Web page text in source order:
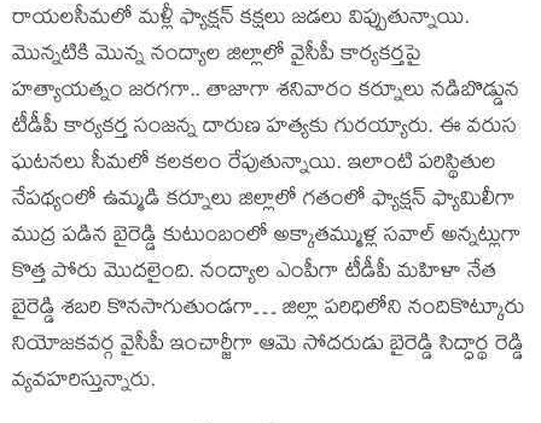
రాయలసీమలో మళ్లీ ఫ్యాక్షన్ కక్షలు జడలు విప్పుతున్నాయి.
మొన్నటికి మొన్న నంద్యాల జిల్లాలో వైసీపీ కార్యకర్తపై
హత్యాయత్నం జరగగా.. తాజాగా శనివారం కర్నూలు నడిబొడ్డున
టీడీపీ కార్యకర్త సంజన్న దారుణ హత్యకు గురయ్యారు. ఈ వరుస
ఘటనలు సీమలో కలకలం రేపుతున్నాయి. ఇలాంటి పరిస్థితుల
నేపథ్యంలో ఉమ్మడి కర్నూలు జిల్లాలో గతంలో ఫ్యాక్షన్ ఫ్యామిలీగా
ముద్ర పడిన బైరెడ్డి కుటుంబంలో అక్కాతమ్ముళ్ల సవాల్ అన్నట్లుగా
కొత్త పోరు మొదలైంది. నంద్యాల ఎంపీగా టీడీపీ మహిళా నేత
బైరెడ్డి శబరి కొనసాగుతుండగా… జిల్లా పరిధిలోని నందికొట్కూరు
నియోజకవర్గ వైసీపీ ఇంచార్జీగా ఆమె సోదరుడు బైరెడ్డి సిద్ధార్థ రెడ్డి
వ్యవహరిస్తున్నారు.